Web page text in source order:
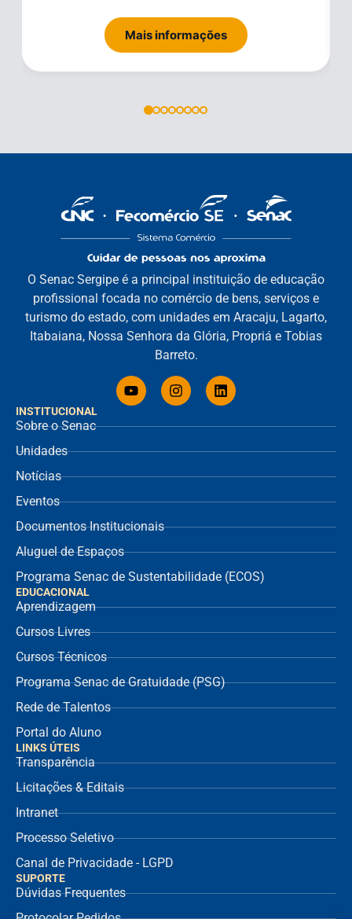
Mais informações
INSTITUCIONAL
Sobre o Senac
Unidades
Notícias
Eventos
Documentos Institucionais
Aluguel de Espaços
Programa Senac de Sustentabilidade (ECOS)
EDUCACIONAL
Aprendizagem
Cursos Livres
Cursos Técnicos
Programa Senac de Gratuidade (PSG)
Rede de Talentos
Portal do Aluno
O Senac Sergipe é a principal instituição de educação
profissional focada no comércio de bens, serviços e
turismo do estado, com unidades em Aracaju, Lagarto,
Itabaiana, Nossa Senhora da Glória, Propriá e Tobias
Barreto.
LINKS ÚTEIS
Transparência
Licitações & Editais
Intranet
Processo Seletivo
Canal de Privacidade - LGPD
SUPORTE
Dúvidas Frequentes